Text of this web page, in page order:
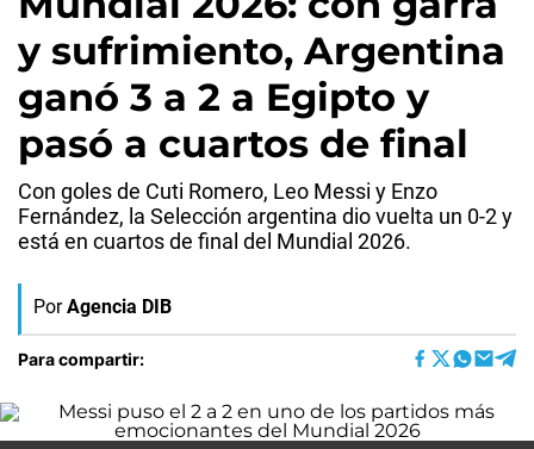
y sufrimiento, Argentina
ganó 3 a 2 a Egipto y
pasó a cuartos de final
Con goles de Cuti Romero, Leo Messi y Enzo
Fernández, la Selección argentina dio vuelta un 0-2 y
está en cuartos de final del Mundial 2026.
Por Agencia DIB
Para compartir: